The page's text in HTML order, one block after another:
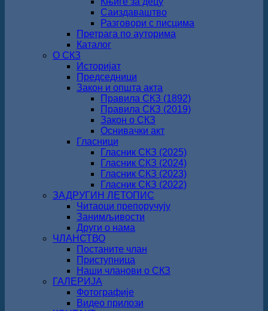
Саиздаваштво
Разговори с писцима
Претрага по ауторима
Каталог
О СКЗ
Историјат
Председници
Закон и општа акта
Правила СКЗ (1892)
Правила СКЗ (2019)
Закон о СКЗ
Оснивачки акт
Гласници
Гласник СКЗ (2025)
Гласник СКЗ (2024)
Гласник СКЗ (2023)
Гласник СКЗ (2022)
ЗАДРУГИН ЛЕТОПИС
Читаоци препоручују
Занимљивости
Други о нама
ЧЛАНСТВО
Постаните члан
Приступница
Наши чланови о СКЗ
ГАЛЕРИЈА
Фотографије
Видео прилози